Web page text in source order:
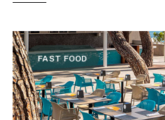
FAST FOOD